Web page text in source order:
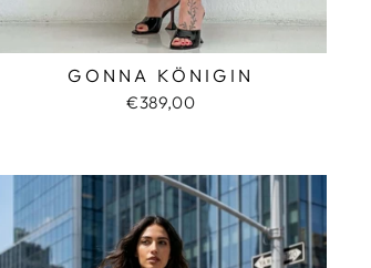
GONNA KÖNIGIN
€389,00